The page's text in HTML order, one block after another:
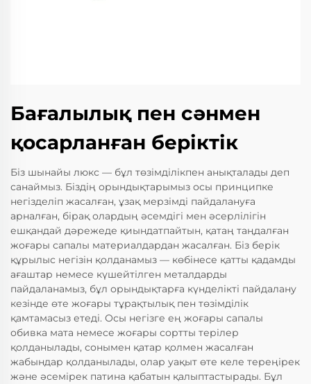
Бағалылық пен сәнмен
қосарланған беріктік
Біз шынайы люкс — бұл төзімділікпен анықталады деп
санаймыз. Біздің орындықтарымыз осы принципке
негізделіп жасалған, ұзақ мерзімді пайдалануға
арналған, бірақ олардың әсемдігі мен әсерлілігін
ешқандай дәрежеде қиындатпайтын, қатаң таңдалған
жоғары сапалы материалдардан жасалған. Біз берік
құрылыс негізін қолданамыз — көбінесе қатты қадамды
ағаштар немесе күшейтілген металдарды
пайдаланамыз, бұл орындықтарға күнделікті пайдалану
кезінде өте жоғары тұрақтылық пен төзімділік
қамтамасыз етеді. Осы негізге ең жоғары сапалы
обивка мата немесе жоғары сортты терілер
қолданылады, сонымен қатар қолмен жасалған
жабындар қолданылады, олар уақыт өте келе тереңірек
және әсемірек патина қабатын қалыптастырады. Бұл